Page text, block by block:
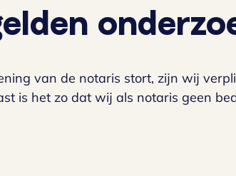
van de notaris stort, zijn wij
is het zo dat wij als notaris geen